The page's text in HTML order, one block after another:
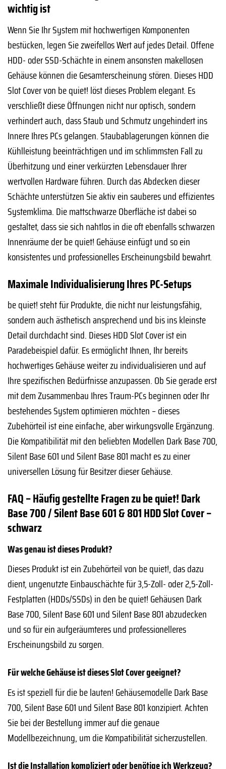
wichtig ist
Wenn Sie Ihr System mit hochwertigen Komponenten
bestücken, legen Sie zweifellos Wert auf jedes Detail. Offene
HDD- oder SSD-Schächte in einem ansonsten makellosen
Gehäuse können die Gesamterscheinung stören. Dieses HDD
Slot Cover von be quiet! löst dieses Problem elegant. Es
verschließt diese Öffnungen nicht nur optisch, sondern
verhindert auch, dass Staub und Schmutz ungehindert ins
Innere Ihres PCs gelangen. Staubablagerungen können die
Kühlleistung beeinträchtigen und im schlimmsten Fall zu
Überhitzung und einer verkürzten Lebensdauer Ihrer
wertvollen Hardware führen. Durch das Abdecken dieser
Schächte unterstützen Sie aktiv ein sauberes und effizientes
Systemklima. Die mattschwarze Oberfläche ist dabei so
gestaltet, dass sie sich nahtlos in die oft ebenfalls schwarzen
Innenräume der be quiet! Gehäuse einfügt und so ein
konsistentes und professionelles Erscheinungsbild bewahrt.
Maximale Individualisierung Ihres PC-Setups
be quiet! steht für Produkte, die nicht nur leistungsfähig,
sondern auch ästhetisch ansprechend und bis ins kleinste
Detail durchdacht sind. Dieses HDD Slot Cover ist ein
Paradebeispiel dafür. Es ermöglicht Ihnen, Ihr bereits
hochwertiges Gehäuse weiter zu individualisieren und auf
Ihre spezifischen Bedürfnisse anzupassen. Ob Sie gerade erst
mit dem Zusammenbau Ihres Traum-PCs beginnen oder Ihr
bestehendes System optimieren möchten – dieses
Zubehörteil ist eine einfache, aber wirkungsvolle Ergänzung.
Die Kompatibilität mit den beliebten Modellen Dark Base 700,
Silent Base 601 und Silent Base 801 macht es zu einer
universellen Lösung für Besitzer dieser Gehäuse.
FAQ – Häufig gestellte Fragen zu be quiet! Dark
Base 700 / Silent Base 601 & 801 HDD Slot Cover –
schwarz
Was genau ist dieses Produkt?
Dieses Produkt ist ein Zubehörteil von be quiet!, das dazu
dient, ungenutzte Einbauschächte für 3,5-Zoll- oder 2,5-Zoll-
Festplatten (HDDs/SSDs) in den be quiet! Gehäusen Dark
Base 700, Silent Base 601 und Silent Base 801 abzudecken
und so für ein aufgeräumteres und professionelleres
Erscheinungsbild zu sorgen.
Für welche Gehäuse ist dieses Slot Cover geeignet?
Es ist speziell für die be lauten! Gehäusemodelle Dark Base
700, Silent Base 601 und Silent Base 801 konzipiert. Achten
Sie bei der Bestellung immer auf die genaue
Modellbezeichnung, um die Kompatibilität sicherzustellen.
Ist die Installation kompliziert oder benötige ich Werkzeug?